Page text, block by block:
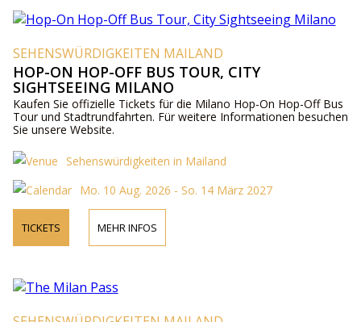
SEHENSWÜRDIGKEITEN MAILAND
HOP-ON HOP-OFF BUS TOUR, CITY
SIGHTSEEING MILANO
Kaufen Sie offizielle Tickets für die Milano Hop-On Hop-Off Bus
Tour und Stadtrundfahrten. Für weitere Informationen besuchen
Sie unsere Website.
Sehenswürdigkeiten in Mailand
Mo. 10 Aug. 2026 - So. 14 März 2027
TICKETS MEHR INFOS